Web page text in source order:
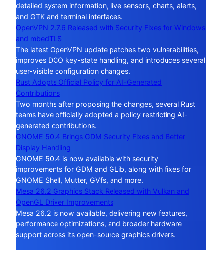
detailed system information, live sensors, charts, alerts,
and GTK and terminal interfaces.
OpenVPN 2.7.6 Released with Security Fixes for Windows
and mbedTLS
The latest OpenVPN update patches two vulnerabilities,
improves DCO key-state handling, and introduces several
user-visible configuration changes.
Rust Adopts Official Policy for AI-Generated
Contributions
Two months after proposing the changes, several Rust
teams have officially adopted a policy restricting AI-
generated contributions.
GNOME 50.4 Brings GDM Security Fixes and Better
Display Handling
GNOME 50.4 is now available with security
improvements for GDM and GLib, along with fixes for
GNOME Shell, Mutter, GVfs, and more.
Mesa 26.2 Graphics Stack Released with Vulkan and
OpenGL Driver Improvements
Mesa 26.2 is now available, delivering new features,
performance optimizations, and broader hardware
support across its open-source graphics drivers.